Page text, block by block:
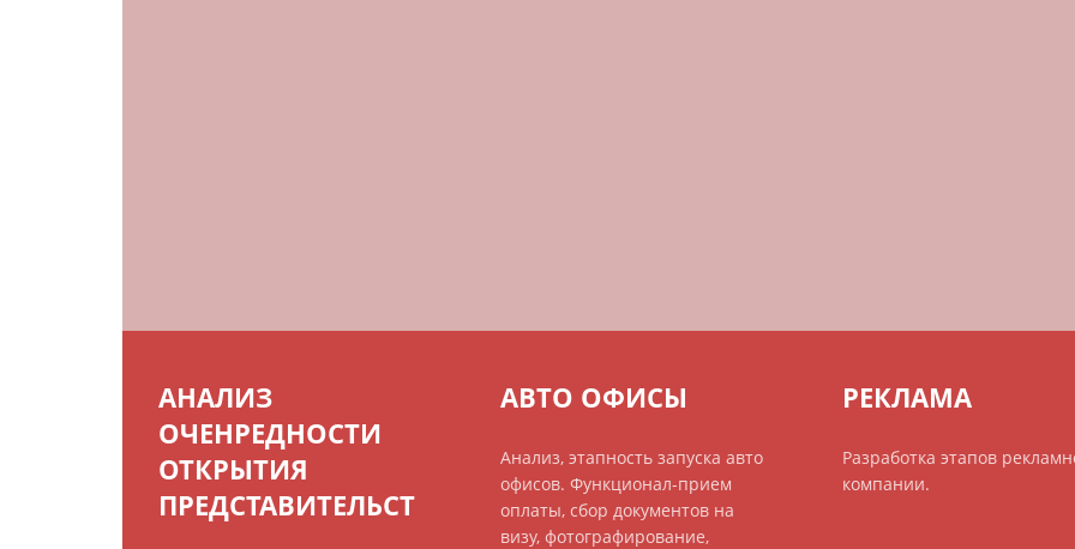
АНАЛИЗ
ОЧЕНРЕДНОСТИ
ОТКРЫТИЯ
ПРЕДСТАВИТЕЛЬСТ
АВТО ОФИСЫ
Анализ, этапность запуска авто
офисов. Функционал-прием
оплаты, сбор документов на
визу, фотографирование,
РЕКЛАМА
Разработка этапов
компании.